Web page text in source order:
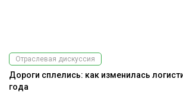
Отраслевая дискуссия
Дороги сплелись: как изменилась
года